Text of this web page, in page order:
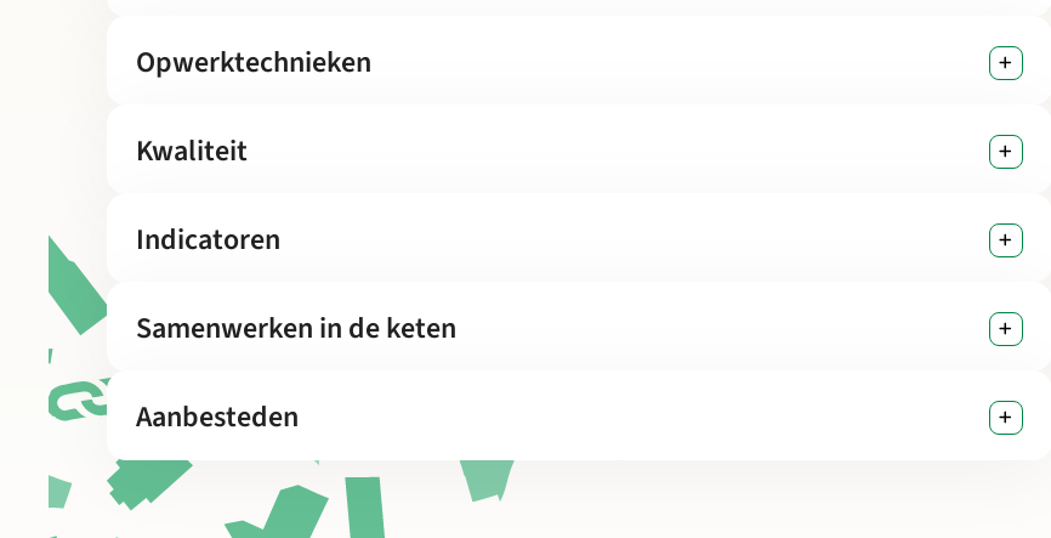
Opwerktechnieken
Kwaliteit
Indicatoren
Samenwerken in de keten
Aanbesteden